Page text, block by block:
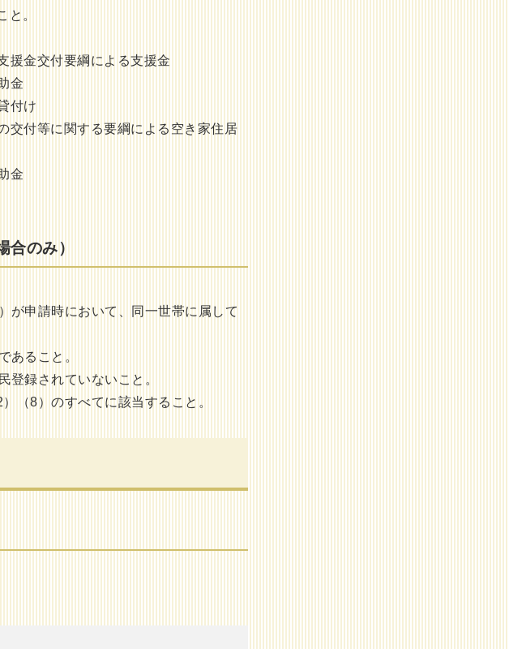
と。
援金交付要綱による支援金
金
付け
交付等に関する要綱による空き家住居
金
のみ）
が申請時において、同一世帯に属して
あること。
登録されていないこと。
（8）のすべてに該当すること。